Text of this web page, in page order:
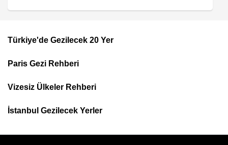
Top
Menu
Türkiye'de Gezilecek 20 Yer
Paris Gezi Rehberi
Vizesiz Ülkeler Rehberi
İstanbul Gezilecek Yerler